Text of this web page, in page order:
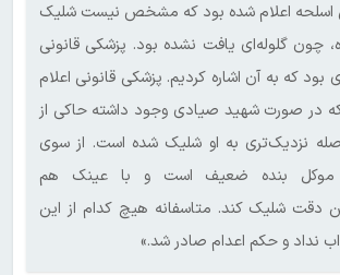
اسلحه اعلام شده بود که مشخص نیست شلیک
چون گلوله‌ای یافت نشده بود. پزشکی قانونی
بود که به آن اشاره کردیم. پزشکی قانونی اعلام
در صورت شهید صیادی وجود داشته حاکی از
نزدیک‌تری به او شلیک شده است. از سوی
موکل بنده ضعیف است و با عینک هم
دقت شلیک کند. متاسفانه هیچ کدام از این
نداد و حکم اعدام صادر شد.»